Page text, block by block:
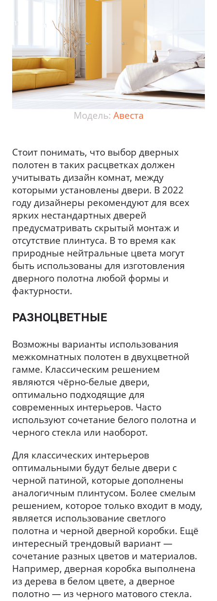
Модель: Авеста
Стоит понимать, что выбор дверных
полотен в таких расцветках должен
учитывать дизайн комнат, между
которыми установлены двери. В 2022
году дизайнеры рекомендуют для всех
ярких нестандартных дверей
предусматривать скрытый монтаж и
отсутствие плинтуса. В то время как
природные нейтральные цвета могут
быть использованы для изготовления
дверного полотна любой формы и
фактурности.
РАЗНОЦВЕТНЫЕ
Возможны варианты использования
межкомнатных полотен в двухцветной
гамме. Классическим решением
являются чёрно-белые двери,
оптимально подходящие для
современных интерьеров. Часто
используют сочетание белого полотна и
черного стекла или наоборот.
Для классических интерьеров
оптимальными будут белые двери с
черной патиной, которые дополнены
аналогичным плинтусом. Более смелым
решением, которое только входит в моду,
является использование светлого
полотна и черной дверной коробки. Ещё
интересный трендовый вариант —
сочетание разных цветов и материалов.
Например, дверная коробка выполнена
из дерева в белом цвете, а дверное
полотно — из черного матового стекла.